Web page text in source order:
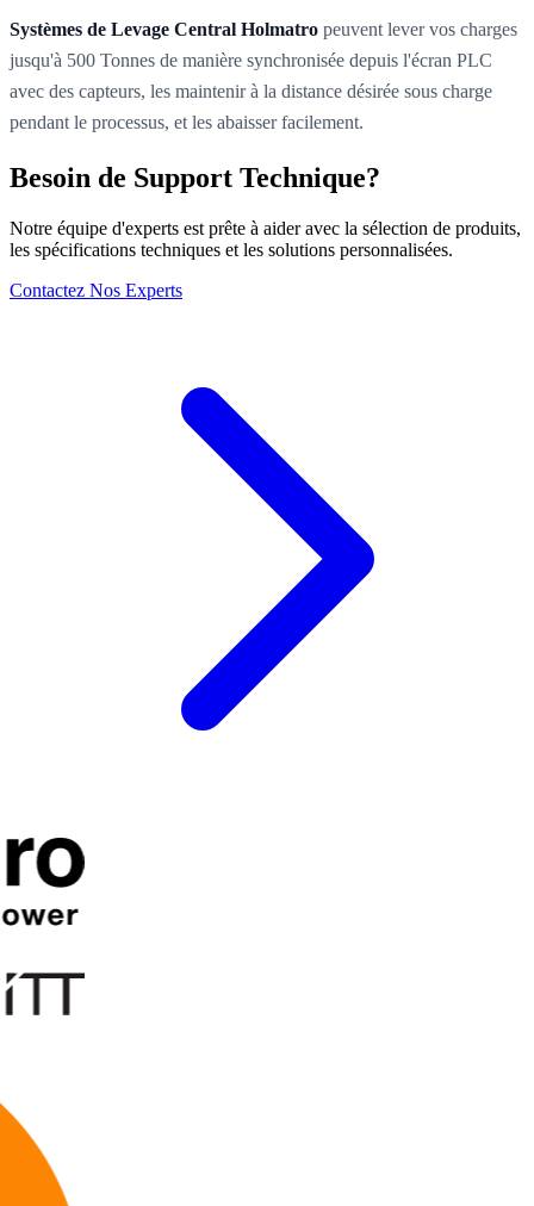
Systèmes de Levage Central Holmatro peuvent lever vos charges
jusqu'à 500 Tonnes de manière synchronisée depuis l'écran PLC
avec des capteurs, les maintenir à la distance désirée sous charge
pendant le processus, et les abaisser facilement.
Besoin de Support Technique?
Notre équipe d'experts est prête à aider avec la sélection de produits,
les spécifications techniques et les solutions personnalisées.
Contactez Nos Experts